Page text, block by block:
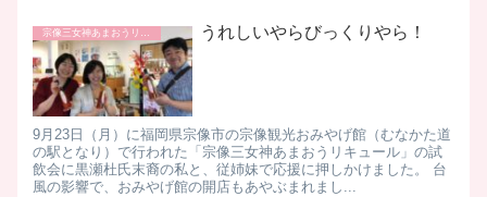
宗像三女神あまおうリキュール うれしいやらびっくりやら！
9月23日（月）に福岡県宗像市の宗像観光おみやげ館（むなかた道
の駅となり）で行われた「宗像三女神あまおうリキュール」の試
飲会に黒瀬杜氏末裔の私と、従姉妹で応援に押しかけました。 台
風の影響で、おみやげ館の開店もあやぶまれまし...